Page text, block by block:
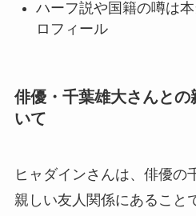
ハーフ説や国籍の噂は
ロフィール
俳優・千葉雄大さんと
いて
ヒャダインさんは、俳優の
親しい友人関係にあること